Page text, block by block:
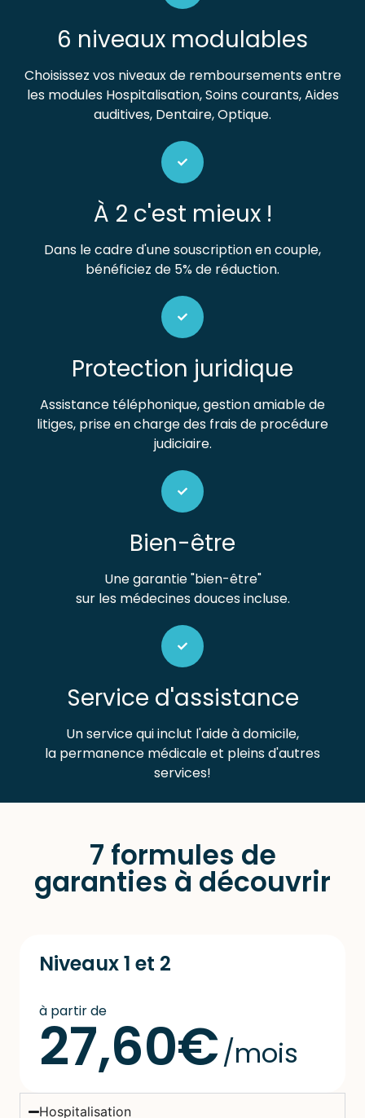
6 niveaux modulables
Choisissez vos niveaux de remboursements entre
les modules Hospitalisation, Soins courants, Aides
auditives, Dentaire, Optique.
À 2 c'est mieux !
Dans le cadre d'une souscription en couple,
bénéficiez de 5% de réduction.
Protection juridique
Assistance téléphonique, gestion amiable de
litiges, prise en charge des frais de procédure
judiciaire.
Bien-être
Une garantie "bien-être"
sur les médecines douces incluse.
Service d'assistance
Un service qui inclut l'aide à domicile,
la permanence médicale et pleins d'autres
services!
7 formules de
garanties à découvrir
Niveaux 1 et 2
à partir de
27,60€/mois
Hospitalisation